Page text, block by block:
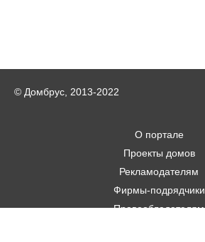
© Домбрус, 2013-2022
О портале
Проекты домов
Рекламодателям
Фирмы-подрядчики
Правообладателям